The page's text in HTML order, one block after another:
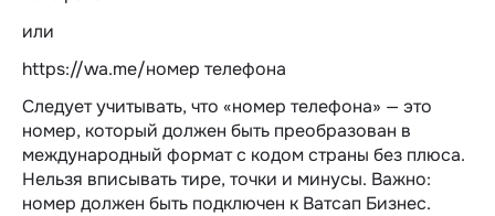
или
https://wa.me/номер телефона
Следует учитывать, что «номер телефона» — это
номер, который должен быть преобразован в
международный формат с кодом страны без плюса.
Нельзя вписывать тире, точки и минусы. Важно:
номер должен быть подключен к Ватсап Бизнес.